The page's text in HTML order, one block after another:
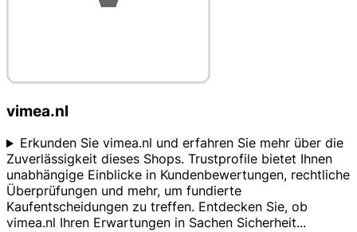
vimea.nl
Erkunden Sie vimea.nl und erfahren Sie mehr über die
Zuverlässigkeit dieses Shops. Trustprofile bietet Ihnen
unabhängige Einblicke in Kundenbewertungen, rechtliche
Überprüfungen und mehr, um fundierte
Kaufentscheidungen zu treffen. Entdecken Sie, ob
vimea.nl Ihren Erwartungen in Sachen Sicherheit...